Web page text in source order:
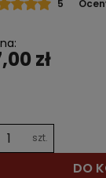
5
zł
szt.
DO